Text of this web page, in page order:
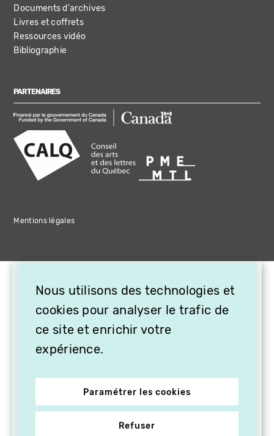
Documents d'archives
Livres et coffrets
Ressources vidéo
Bibliographie
PARTENAIRES
Mentions légales
Nous utilisons des technologies et
cookies pour analyser le trafic de
ce site et enrichir votre
expérience.
Paramétrer les cookies
Refuser
OFFREZ LA VIDÉO EN
CADEAU, ABONNEZ VOS
PROCHES À VITHÈQUE !